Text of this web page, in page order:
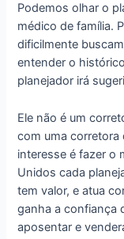
Podemos olhar o
médico de família.
dificilmente
entender o
planejador irá
Ele não é um
com uma corretora
interesse é fazer o
Unidos cada
tem valor, e atua
ganha a confiança
aposentar e